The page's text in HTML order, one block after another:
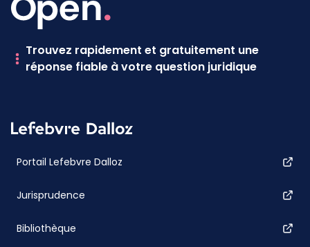
Trouvez rapidement et gratuitement une
réponse fiable à votre question juridique
Portail Lefebvre Dalloz
Jurisprudence
Bibliothèque